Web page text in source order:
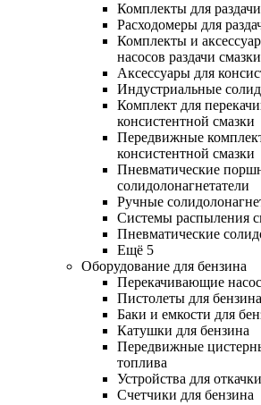
Комплекты для
Расходомеры для
Комплекты и
насосов раздачи смазки
Аксессуары для
Индустриальные
Комплект для
консистентной смазки
Передвижные
консистентной смазки
Пневматические
солидолонагнетатели
Ручные
Системы распыления
Пневматические
Ещё 5
Оборудование для бензина
Перекачивающие
Пистолеты для бензина
Баки и емкости для
Катушки для бензина
Передвижные
топлива
Устройства для
Счетчики для бензина